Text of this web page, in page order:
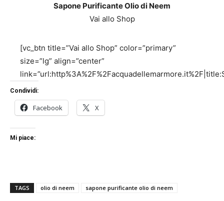
Sapone Purificante Olio di Neem
Vai allo Shop
[vc_btn title=”Vai allo Shop” color=”primary”
size=”lg” align=”center”
Condividi:
Facebook X
Mi piace:
TAGS olio di neem sapone purificante olio di neem